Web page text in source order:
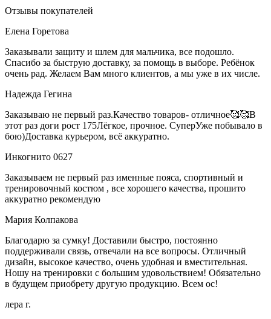
Отзывы покупателей
Елена Горетова
Заказывали защиту и шлем для мальчика, все подошло.
Спасибо за быструю доставку, за помощь в выборе. Ребёнок
очень рад. Желаем Вам много клиентов, а мы уже в их числе.
Надежда Гегина
Заказываю не первый раз.Качество товаров- отличное🥰🥰В
этот раз доги рост 175Лёгкое, прочное. СуперУже побывало в
бою)Доставка курьером, всё аккуратно.
Инкогнито 0627
Заказываем не первый раз именные пояса, спортивный и
тренировочный костюм , все хорошего качества, прошито
аккуратно рекомендую
Мария Колпакова
Благодарю за сумку! Доставили быстро, постоянно
поддерживали связь, отвечали на все вопросы. Отличный
дизайн, высокое качество, очень удобная и вместительная.
Ношу на тренировки с большим удовольствием! Обязательно
в будущем приобрету другую продукцию. Всем ос!
лера г.